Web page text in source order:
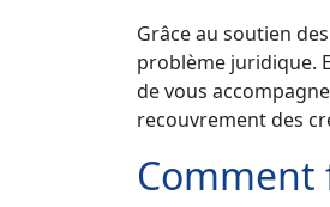
Grâce au soutien
problème juridique.
de vous
recouvrement des